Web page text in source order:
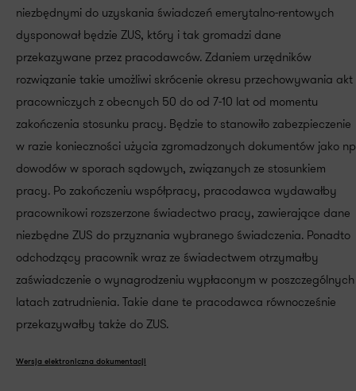
niezbędnymi do uzyskania świadczeń emerytalno-rentowych
dysponował będzie ZUS, który i tak gromadzi dane
przekazywane przez pracodawców. Zdaniem urzędników
rozwiązanie takie umożliwi skrócenie okresu przechowywania akt
pracowniczych z obecnych 50 do od 7-10 lat od momentu
zakończenia stosunku pracy. Będzie to stanowiło zabezpieczenie
w razie konieczności użycia zgromadzonych dokumentów jako
dowodów w sporach sądowych, związanych ze stosunkiem
pracy. Po zakończeniu współpracy, pracodawca wydawałby
pracownikowi rozszerzone świadectwo pracy, zawierające dane
niezbędne ZUS do przyznania wybranego świadczenia. Ponadto
odchodzący pracownik wraz ze świadectwem otrzymałby
zaświadczenie o wynagrodzeniu wypłaconym w poszczególnych
latach zatrudnienia. Takie dane te pracodawca równocześnie
przekazywałby także do ZUS.
Wersja elektroniczna dokumentacji